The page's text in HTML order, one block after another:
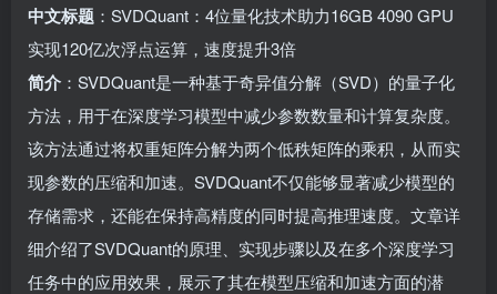
中文标题 ：SVDQuant：4位量化技术助力16GB 4090 GPU
实现120亿次浮点运算，速度提升3倍
简介 ：SVDQuant是一种基于奇异值分解（SVD）的量子化
方法，用于在深度学习模型中减少参数数量和计算复杂度。
该方法通过将权重矩阵分解为两个低秩矩阵的乘积，从而实
现参数的压缩和加速。SVDQuant不仅能够显著减少模型的
存储需求，还能在保持高精度的同时提高推理速度。文章详
细介绍了SVDQuant的原理、实现步骤以及在多个深度学习
任务中的应用效果，展示了其在模型压缩和加速方面的潜